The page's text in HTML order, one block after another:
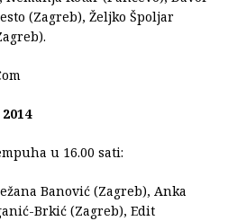
(Zagreb), Željko Špoljar
u 16.00 sati:
Banović (Zagreb), Anka
Brkić (Zagreb), Edit